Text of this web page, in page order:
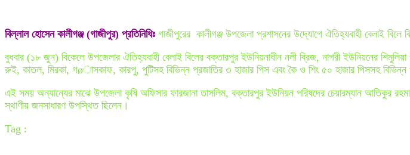
বিল্লাল হোসেন কালীগঞ্জ (গাজীপুর) প্রতিনিধিঃ গাজীপুরের কালীগঞ্জ উপজেলা প্রশাসনের উদ্যোগে ঐতিহ্যবাহী বেলাই
বুধবার (১৮ জুন) বিকেলে উপজেলার ঐতিহ্যবাহী বেলাই বিলের বক্তারপুর ইউনিয়নাধীন নলী ব্রিজ, নাগরী ইউনিয়নের
রুই, কাতল, মিরকা, গøাসকাফ, কারপু, পুটিসহ বিভিন্ন প্রজাতির ৩ হাজার পিস এবং কৈ ও শিং ৫০ হাজার পিসসহ বিভিন্ন
এই সময় অন্যান্যের মাঝে উপজেলা কৃষি অফিসার ফারজানা তাসলিম, বক্তারপুর ইউনিয়ন পরিষদের চেয়ারম্যান আতিকুর
স্থাণীয় জনসাধারণ উপস্থিত ছিলেন।
Tag :